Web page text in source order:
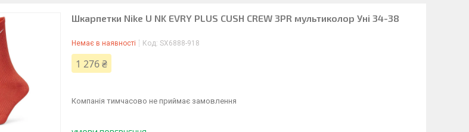
Шкарпетки Nike U NK EVRY PLUS CUSH CREW 3PR мультиколор Уні 34-38
Немає в наявності Код: SX6888-918
1 276 ₴
Компанія тимчасово не приймає замовлення